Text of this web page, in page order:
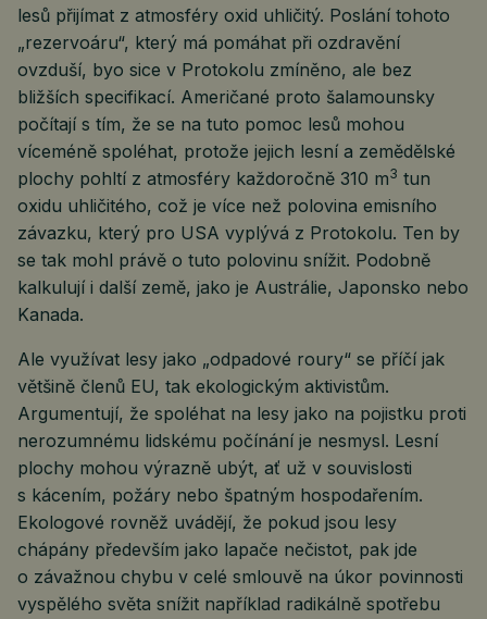
lesů přijímat z atmosféry oxid uhličitý. Poslání tohoto
„rezervoáru“, který má pomáhat při ozdravění
ovzduší, byo sice v Protokolu zmíněno, ale bez
bližších specifikací. Američané proto šalamounsky
počítají s tím, že se na tuto pomoc lesů mohou
víceméně spoléhat, protože jejich lesní a zemědělské
plochy pohltí z atmosféry každoročně 310 m3 tun
oxidu uhličitého, což je více než polovina emisního
závazku, který pro USA vyplývá z Protokolu. Ten by
se tak mohl právě o tuto polovinu snížit. Podobně
kalkulují i další země, jako je Austrálie, Japonsko nebo
Kanada.
Ale využívat lesy jako „odpadové roury“ se příčí jak
většině členů EU, tak ekologickým aktivistům.
Argumentují, že spoléhat na lesy jako na pojistku proti
nerozumnému lidskému počínání je nesmysl. Lesní
plochy mohou výrazně ubýt, ať už v souvislosti
s kácením, požáry nebo špatným hospodařením.
Ekologové rovněž uvádějí, že pokud jsou lesy
chápány především jako lapače nečistot, pak jde
o závažnou chybu v celé smlouvě na úkor povinnosti
vyspělého světa snížit například radikálně spotřebu